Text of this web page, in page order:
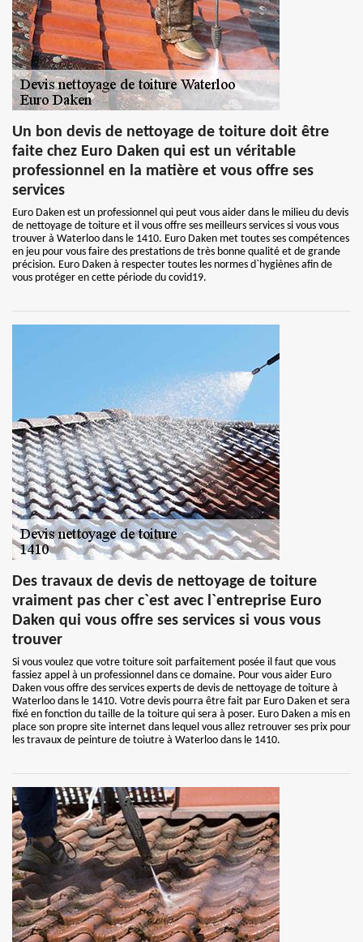
Un bon devis de nettoyage de toiture doit être
faite chez Euro Daken qui est un véritable
professionnel en la matière et vous offre ses
services
Euro Daken est un professionnel qui peut vous aider dans le milieu du devis
de nettoyage de toiture et il vous offre ses meilleurs services si vous vous
trouver à Waterloo dans le 1410. Euro Daken met toutes ses compétences
en jeu pour vous faire des prestations de très bonne qualité et de grande
précision. Euro Daken à respecter toutes les normes d`hygiènes afin de
vous protéger en cette période du covid19.
Des travaux de devis de nettoyage de toiture
vraiment pas cher c`est avec l`entreprise Euro
Daken qui vous offre ses services si vous vous
trouver
Si vous voulez que votre toiture soit parfaitement posée il faut que vous
fassiez appel à un professionnel dans ce domaine. Pour vous aider Euro
Daken vous offre des services experts de devis de nettoyage de toiture à
Waterloo dans le 1410. Votre devis pourra être fait par Euro Daken et sera
fixé en fonction du taille de la toiture qui sera à poser. Euro Daken a mis en
place son propre site internet dans lequel vous allez retrouver ses prix pour
les travaux de peinture de toiutre à Waterloo dans le 1410.